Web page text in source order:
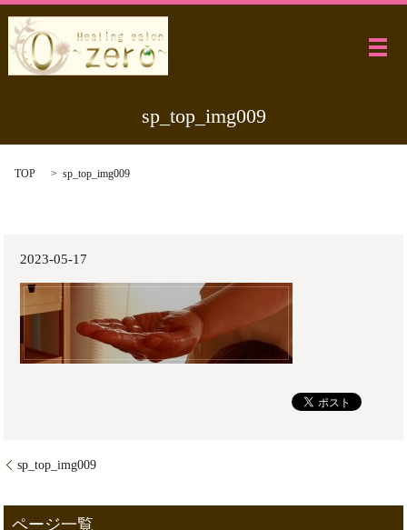
メ
sp_top_img009
TOP sp_top_img009
2023-05-17
sp_top_img009